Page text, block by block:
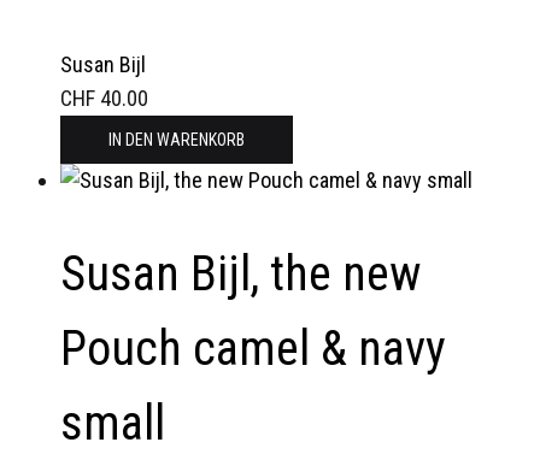
Susan Bijl
CHF 40.00
IN DEN WARENKORB
Susan Bijl, the new
Pouch camel & navy
small